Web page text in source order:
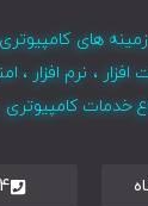
های
، نرم
کامپیوتری